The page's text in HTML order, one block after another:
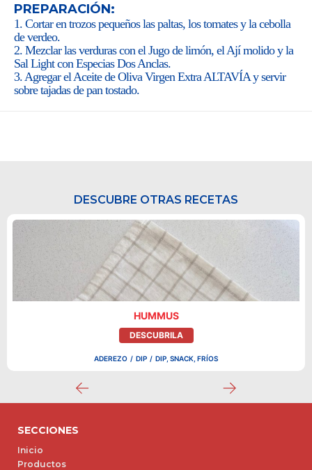
PREPARACIÓN:
1. Cortar en trozos pequeños las paltas, los tomates y la cebolla
de verdeo.
2. Mezclar las verduras con el Jugo de limón, el Ají molido y la
Sal Light con Especias Dos Anclas.
3. Agregar el Aceite de Oliva Virgen Extra ALTAVÍA y servir
sobre tajadas de pan tostado.
DESCUBRE OTRAS RECETAS
HUMMUS
DESCUBRILA
ADEREZO / DIP / DIP, SNACK, FRÍOS
SECCIONES
Inicio
Productos